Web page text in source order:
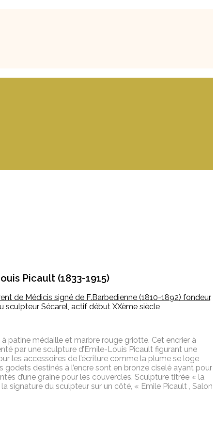
Picault (1833-1915)
de Médicis signé de F.Barbedienne (1810-1892) fondeur,
sculpteur Sécarel, actif début XXème siècle
patine médaille et marbre rouge griotte. Cet encrier à
par une sculpture d’Emile-Louis Picault figurant une
les accessoires de l’écriture comme la plume se loge
godets destinés à l’encre sont en bronze ciselé ayant pour
d’une graine pour les couvercles. Sculpture titrée « la
signature du sculpteur sur un côté, « Emile Picault , Salon